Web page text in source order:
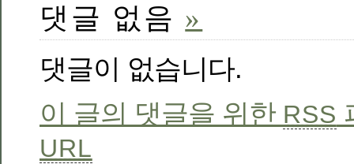
댓글 없음 »
댓글이 없습니다.
이 글의 댓글을 위한 RSS
URL